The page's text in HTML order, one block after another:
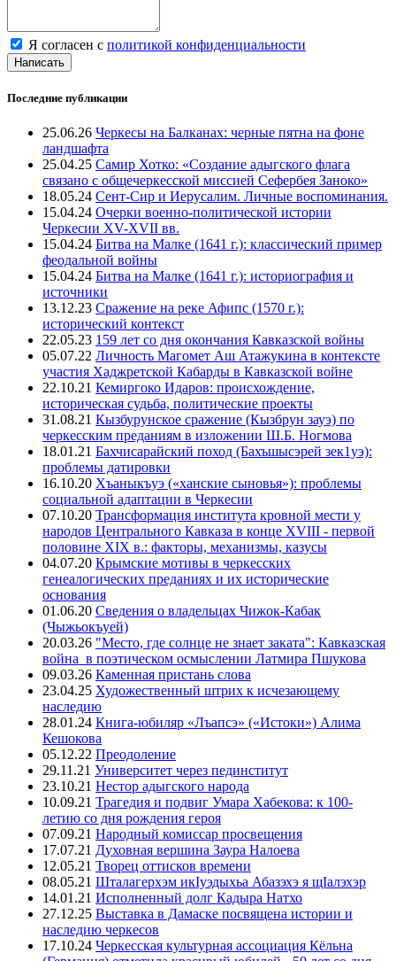
Я согласен с политикой конфиденциальности
Написать
Последние публикации
25.06.26 Черкесы на Балканах: черные пятна на фоне
ландшафта
25.04.25 Самир Хотко: «Создание адыгского флага
связано с общечеркесской миссией Сефербея Заноко»
18.05.24 Сент-Сир и Иерусалим. Личные воспоминания.
15.04.24 Очерки военно-политической истории
Черкесии XV-XVII вв.
15.04.24 Битва на Малке (1641 г.): классический пример
феодальной войны
15.04.24 Битва на Малке (1641 г.): историография и
источники
13.12.23 Сражение на реке Афипс (1570 г.):
исторический контекст
22.05.23 159 лет со дня окончания Кавказской войны
05.07.22 Личность Магомет Аш Атажукина в контексте
участия Хаджретской Кабарды в Кавказской войне
22.10.21 Кемиргоко Идаров: происхождение,
историческая судьба, политические проекты
31.08.21 Кызбурунское сражение (Кызбрун зауэ) по
черкесским преданиям в изложении Ш.Б. Ногмова
18.01.21 Бахчисарайский поход (Бахъшысэрей зек1уэ):
проблемы датировки
16.10.20 Хъаныкъуэ («ханские сыновья»): проблемы
социальной адаптации в Черкесии
07.10.20 Трансформация института кровной мести у
народов Центрального Кавказа в конце XVIII - первой
половине XIX в.: факторы, механизмы, казусы
04.07.20 Крымские мотивы в черкесских
генеалогических преданиях и их исторические
основания
01.06.20 Сведения о владельцах Чижок-Кабак
(Чыжьокъуей)
20.03.26 "Место, где солнце не знает заката": Кавказская
война в поэтическом осмыслении Латмира Пшукова
09.03.26 Каменная пристань слова
23.04.25 Художественный штрих к исчезающему
наследию
28.01.24 Книга-юбиляр «Лъапсэ» («Истоки») Алима
Кешокова
05.12.22 Преодоление
29.11.21 Университет через пединститут
23.10.21 Нестор адыгского народа
10.09.21 Трагедия и подвиг Умара Хабекова: к 100-
летию со дня рождения героя
07.09.21 Народный комиссар просвещения
17.07.21 Духовная вершина Заура Налоева
12.05.21 Творец оттисков времени
08.05.21 Шталагерхэм икIуэдыхьа Абазэхэ я щIалэхэр
14.01.21 Исполненный долг Кадыра Натхо
27.12.25 Выставка в Дамаске посвящена истории и
наследию черкесов
17.10.24 Черкесская культурная ассоциация Кёльна